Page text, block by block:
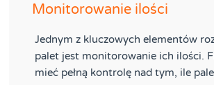
Monitorowanie ilości
Jednym z kluczowych elementów
palet jest monitorowanie ich ilości.
mieć pełną kontrolę nad tym, ile